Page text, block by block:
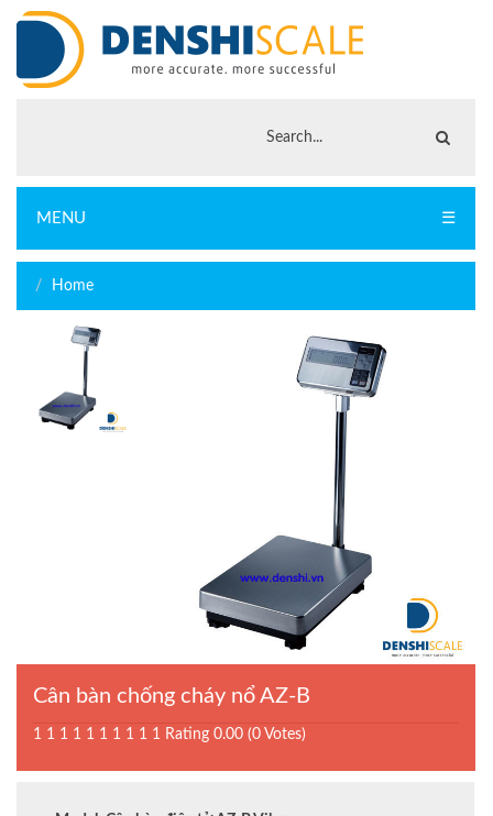
MENU ☰
Home
Cân bàn chống cháy nổ AZ-B
1 1 1 1 1 1 1 1 1 1 Rating 0.00 (0 Votes)